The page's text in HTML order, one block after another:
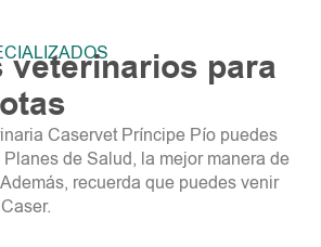
veterinarios para
Caservet Príncipe Pío puedes
de Salud, la mejor manera de
recuerda que puedes venir